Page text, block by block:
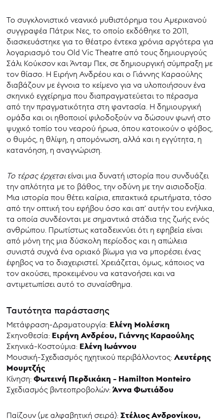
Το συγκλονιστικό νεανικό μυθιστόρημα του Αμερικανού
συγγραφέα Πάτρικ Νες, το οποίο εκδόθηκε το 2011,
διασκευάστηκε για το θέατρο έντεκα χρόνια αργότερα για
λογαριασμό του Old Vic Theatre από τους δημιουργούς
Σάλι Κούκσον και Άνταμ Πεκ, σε δημιουργική σύμπραξη με
τον θίασο. Η Ειρήνη Ανδρέου και ο Γιάννης Καραούλης
διαβάζουν με έγνοια το κείμενο για να υλοποιήσουν ένα
σκηνικό εγχείρημα που διαπραγματεύεται το πέρασμα
από την πραγματικότητα στη φαντασία. Η δημιουργική
ομάδα και οι ηθοποιοί φιλοδοξούν να δώσουν φωνή στο
ψυχικό τοπίο του νεαρού ήρωα, όπου κατοικούν ο φόβος,
ο θυμός, η θλίψη, η απομόνωση, αλλά και η εγγύτητα, η
κατανόηση, η αναγνώριση.
Το τέρας έρχεται είναι μια δυνατή ιστορία που συνδυάζει
την απλότητα με το βάθος, την οδύνη με την αισιοδοξία.
Μια ιστορία που θέτει καίρια, επιτακτικά ερωτήματα, τόσο
από την οπτική του εφήβου όσο και απ' αυτήν του ενήλικα,
τα οποία συνδέονται με σημαντικά στάδια της ζωής ενός
ανθρώπου. Πρωτίστως καταδεικνύει ότι η εφηβεία είναι
από μόνη της μια δύσκολη περίοδος και η απώλεια
συνιστά συχνά ένα οριακό βίωμα για να μπορέσει ένας
έφηβος να το διαχειριστεί. Χρειάζεται, όμως, κάποιος να
τον ακούσει, προκειμένου να κατανοήσει και να
αντιμετωπίσει αυτό το συναίσθημα.
Ταυτότητα παράστασης
Μετάφραση-Δραματουργία: Ελένη Μολέσκη
Σκηνοθεσία: Ειρήνη Ανδρέου, Γιάννης Καραούλης
Σκηνικά-Κοστούμια: Ελένη Ιωάννου
Μουσική-Σχεδιασμός ηχητικού περιβάλλοντος:Λευτέρης
Μουμτζής
Κίνηση:Φωτεινή Περδικάκη - Hamilton Monteiro
Σχεδιασμός βιντεοπροβολών:Άννα Φωτιάδου
Παίζουν (με αλφαβητική σειρά):Στέλιος Ανδρονίκου,